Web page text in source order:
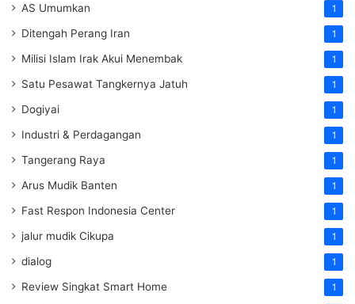
AS Umumkan 1
Ditengah Perang Iran 1
Milisi Islam Irak Akui Menembak 1
Satu Pesawat Tangkernya Jatuh 1
Dogiyai 1
Industri & Perdagangan 1
Tangerang Raya 1
Arus Mudik Banten 1
Fast Respon Indonesia Center 1
jalur mudik Cikupa 1
dialog 1
Review Singkat Smart Home 1